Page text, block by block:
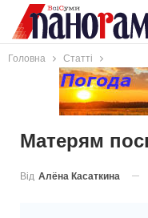
Головна Статті
Матерям
Від Алёна Касаткина